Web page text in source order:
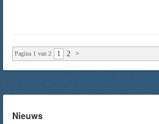
Pagina 1 van 2 1 2 >
Nieuws